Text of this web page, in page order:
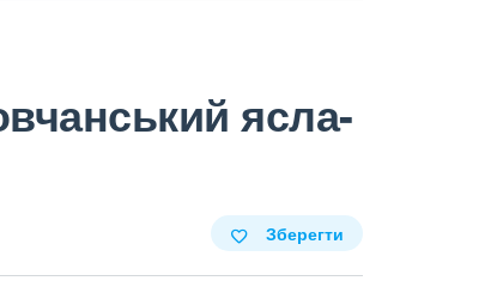
ясла-
Зберегти